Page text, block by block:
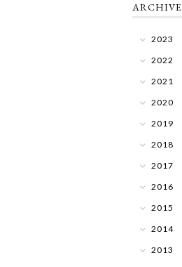
ARCHIVE
2023
2022
2021
2020
2019
2018
2017
2016
2015
2014
2013